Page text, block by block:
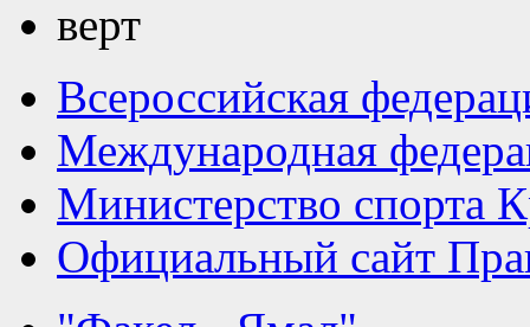
Всероссийская
Международная
Министерство спорта
Официальный сайт